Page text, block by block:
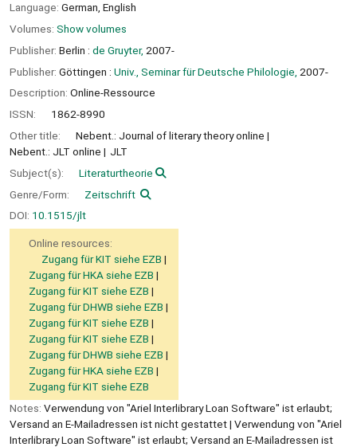
Language: German English
Volumes: Show volumes
Publisher: Berlin : de Gruyter, 2007-
Publisher: Göttingen : Univ., Seminar für Deutsche Philologie, 2007-
Description: Online-Ressource
ISSN:
1862-8990
Other title:
Nebent.: Journal of literary theory online
Nebent.: JLT online
JLT
Subject(s):
Literaturtheorie
Genre/Form:
Zeitschrift
DOI: 10.1515/jlt
Online resources:
Zugang für KIT siehe EZB
Zugang für HKA siehe EZB
Zugang für KIT siehe EZB
Zugang für DHWB siehe EZB
Zugang für KIT siehe EZB
Zugang für KIT siehe EZB
Zugang für DHWB siehe EZB
Zugang für HKA siehe EZB
Zugang für KIT siehe EZB
Notes: Verwendung von "Ariel Interlibrary Loan Software" ist erlaubt;
Versand an E-Mailadressen ist nicht gestattet | Verwendung von "Ariel
Interlibrary Loan Software" ist erlaubt; Versand an E-Mailadressen ist